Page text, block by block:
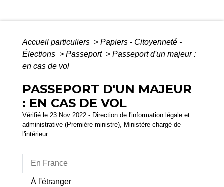
Accueil particuliers > Papiers - Citoyenneté -
Élections > Passeport > Passeport d'un majeur :
en cas de vol
PASSEPORT D'UN MAJEUR
: EN CAS DE VOL
Vérifié le 23 Nov 2022 - Direction de l'information légale et
administrative (Première ministre), Ministère chargé de
l'intérieur
En France
À l'étranger